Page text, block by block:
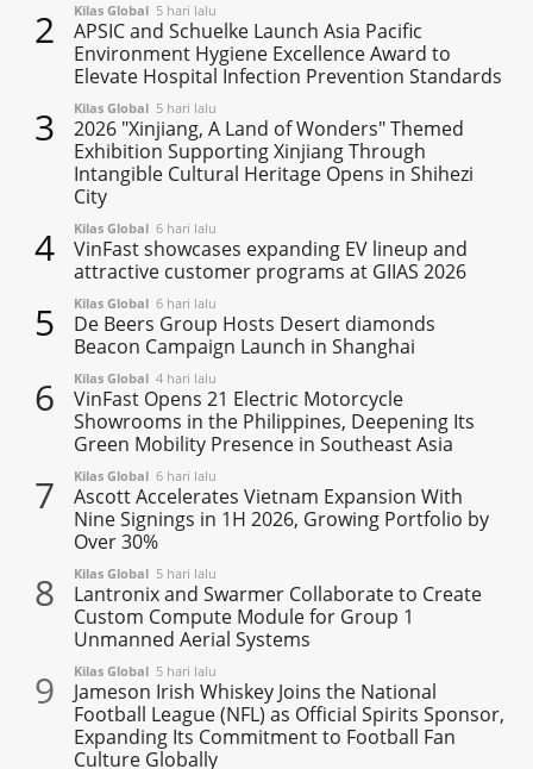
2 Kilas Global 5 hari lalu
APSIC and Schuelke Launch Asia Pacific
Environment Hygiene Excellence Award to
Elevate Hospital Infection Prevention Standards
3 Kilas Global 5 hari lalu
2026 "Xinjiang, A Land of Wonders" Themed
Exhibition Supporting Xinjiang Through
Intangible Cultural Heritage Opens in Shihezi
City
4 Kilas Global 6 hari lalu
VinFast showcases expanding EV lineup and
attractive customer programs at GIIAS 2026
5 Kilas Global 6 hari lalu
De Beers Group Hosts Desert diamonds
Beacon Campaign Launch in Shanghai
6 Kilas Global 4 hari lalu
VinFast Opens 21 Electric Motorcycle
Showrooms in the Philippines, Deepening Its
Green Mobility Presence in Southeast Asia
7 Kilas Global 6 hari lalu
Ascott Accelerates Vietnam Expansion With
Nine Signings in 1H 2026, Growing Portfolio by
Over 30%
8 Kilas Global 5 hari lalu
Lantronix and Swarmer Collaborate to Create
Custom Compute Module for Group 1
Unmanned Aerial Systems
9 Kilas Global 5 hari lalu
Jameson Irish Whiskey Joins the National
Football League (NFL) as Official Spirits Sponsor,
Expanding Its Commitment to Football Fan
Culture Globally